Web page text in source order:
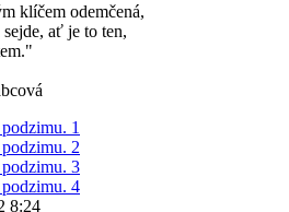
klíčem odemčená,
ať je to ten,
8:24